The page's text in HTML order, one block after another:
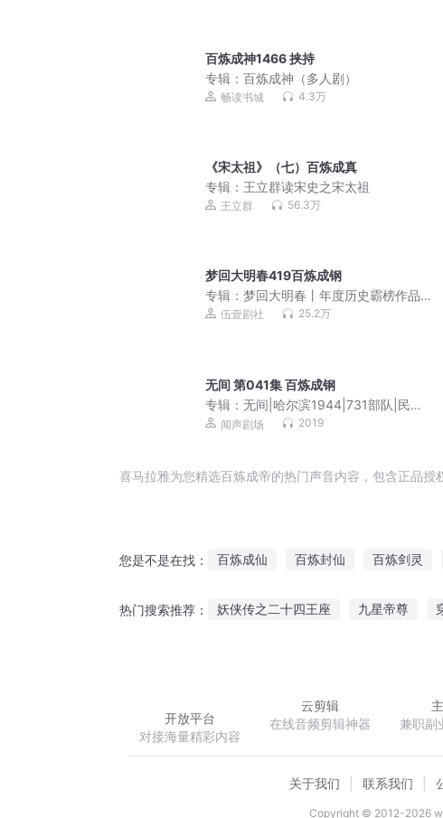
百炼成神1466 挟持
专辑： 百炼成神（多人剧）
畅读书城 4.3万
《宋太祖》（七）百炼成真
专辑： 王立群读宋史之宋太祖
王立群 56.3万
梦回大明春419百炼成钢
专辑： 梦回大明春丨年度历史霸榜作品
丨伍壹剧社制作
伍壹剧社 25.2万
无间 第041集 百炼成钢
专辑： 无间|哈尔滨1944|731部队|民国
谍战&潜伏
闻声剧场 2019
喜马拉雅为您精选百炼成帝的热门声音内容，包含正品授
您是不是在找： 百炼成仙 百炼封仙 百炼剑灵
热门搜索推荐： 妖侠传之二十四王座 九星帝尊
开放平台
对接海量精彩内容
云剪辑
在线音频剪辑神器
兼职副
关于我们 联系我们
Copyright © 2012-2026